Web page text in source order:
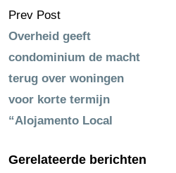
Prev Post
Overheid geeft
condominium de macht
terug over woningen
voor korte termijn
“Alojamento Local
Gerelateerde berichten